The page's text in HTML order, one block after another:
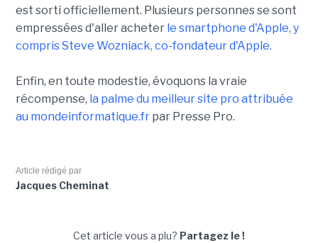
est sorti officiellement. Plusieurs personnes se sont
empressées d'aller acheter le smartphone d'Apple, y
compris Steve Wozniack, co-fondateur d'Apple.
Enfin, en toute modestie, évoquons la vraie
récompense, la palme du meilleur site pro attribuée
au mondeinformatique.frpar Presse Pro.
Article rédigé par
Jacques Cheminat
Cet article vous a plu? Partagez le !